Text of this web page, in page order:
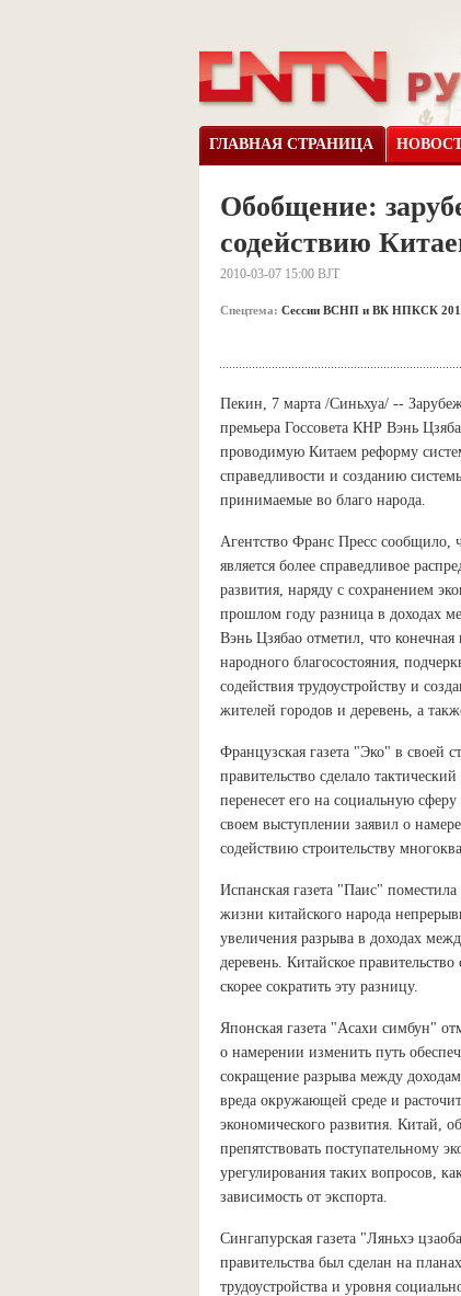
ГЛАВНАЯ СТРАНИЦА
Обобщение:
содействию
2010-03-07 15:00 BJT
Спецтема: Сессии ВСНП и ВК НПКСК
Пекин, 7 марта /Синьхуа/ --
премьера Госсовета КНР Вэнь
проводимую Китаем реформу
справедливости и созданию
принимаемые во благо народа.
Агентство Франс Пресс сообщило,
является более справедливое
развития, наряду с сохранением
прошлом году разница в доходах
Вэнь Цзябао отметил, что
народного благосостояния,
содействия трудоустройству и
жителей городов и деревень, а
Французская газета "Эко" в своей
правительство сделало
перенесет его на социальную
своем выступлении заявил о
содействию строительству
Испанская газета "Паис"
жизни китайского народа
увеличения разрыва в доходах
деревень. Китайское
скорее сократить эту разницу.
Японская газета "Асахи симбун"
о намерении изменить путь
сокращение разрыва между
вреда окружающей среде и
экономического развития. Китай,
препятствовать поступательному
урегулирования таких вопросов,
зависимость от экспорта.
Сингапурская газета "Ляньхэ
правительства был сделан на
трудоустройства и уровня